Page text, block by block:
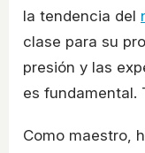
la tendencia del
clase para su
presión y las
es fundamental.
Como maestro,